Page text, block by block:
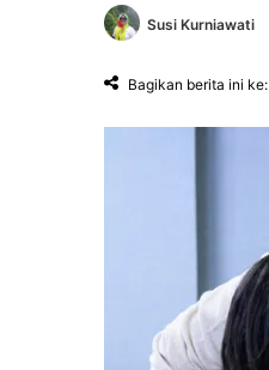
Susi Kurniawati
Bagikan berita ini ke: